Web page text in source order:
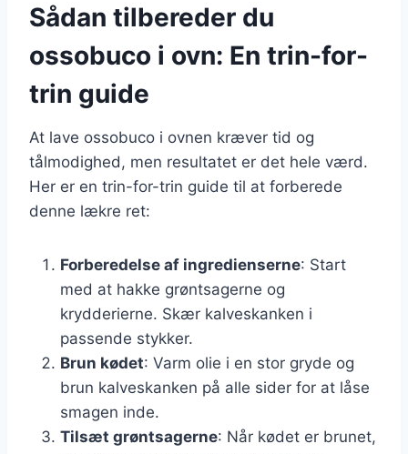
Sådan tilbereder du
ossobuco i ovn: En trin-for-
trin guide
At lave ossobuco i ovnen kræver tid og
tålmodighed, men resultatet er det hele værd.
Her er en trin-for-trin guide til at forberede
denne lækre ret:
Forberedelse af ingredienserne: Start
med at hakke grøntsagerne og
krydderierne. Skær kalveskanken i
passende stykker.
Brun kødet: Varm olie i en stor gryde og
brun kalveskanken på alle sider for at låse
smagen inde.
Tilsæt grøntsagerne: Når kødet er brunet,